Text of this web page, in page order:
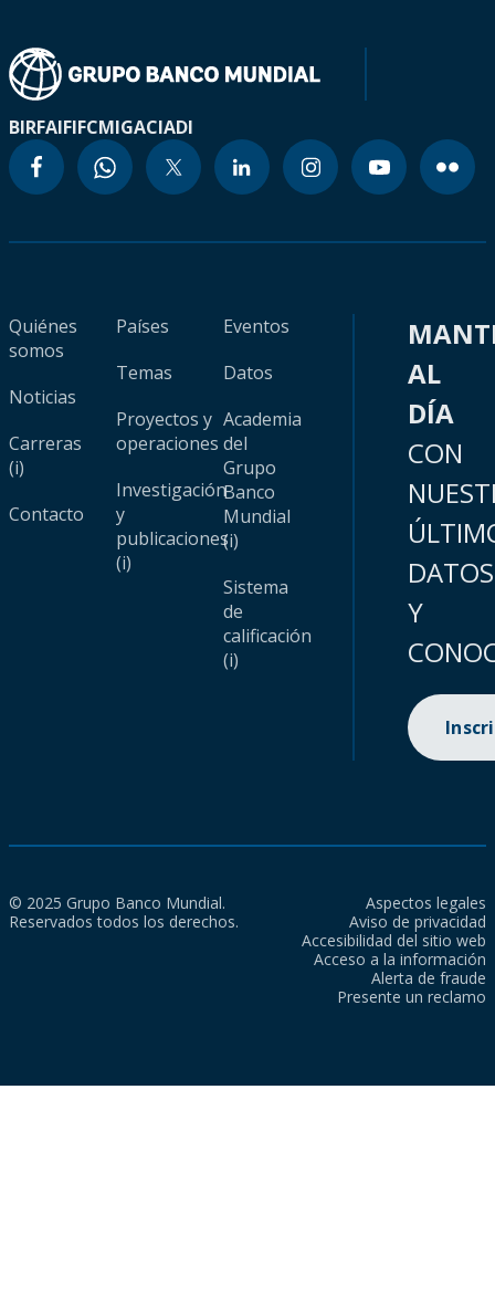
BIRFAIFIFCMIGACIADI
Quiénes
somos
Noticias
Carreras
(i)
Contacto
Países
Temas
Proyectos y
operaciones
Investigación
y
publicaciones
(i)
Eventos
Datos
Academia
del
Grupo
Banco
Mundial
(i)
Sistema
de
calificación
(i)
AL
DÍA
CON
DATOS
Y
© 2025 Grupo Banco Mundial.
Reservados todos los derechos.
Aspectos legales
Aviso de privacidad
Accesibilidad del sitio web
Acceso a la información
Alerta de fraude
Presente un reclamo